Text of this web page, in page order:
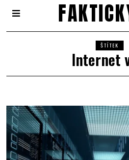
ŠTÍTEK
Internet